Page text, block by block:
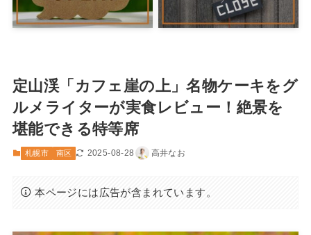
定山渓「カフェ崖の上」名物ケーキをグ
ルメライターが実食レビュー！絶景を
堪能できる特等席
札幌市 南区 2025-08-28 高井なお
本ページには広告が含まれています。